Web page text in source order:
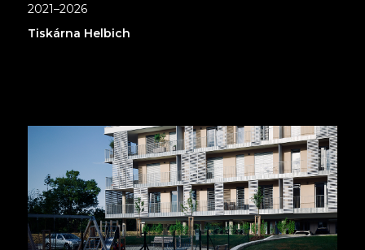
2021–2026
Tiskárna Helbich